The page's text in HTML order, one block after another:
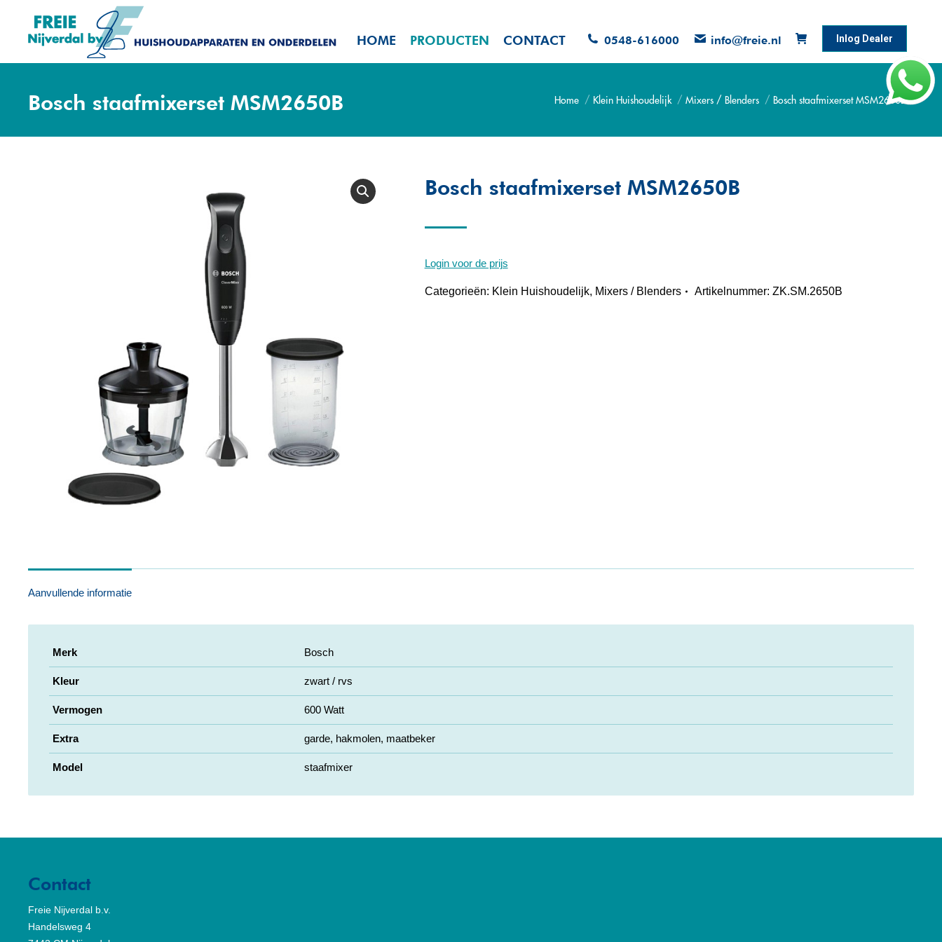
HOME PRODUCTEN CONTACT 0548-616000 info@freie.nl Inlog Dealer
Bosch staafmixerset MSM2650B Je bent hier:
Home Klein Huishoudelijk Mixers / Blenders Bosch staafmixerset MSM2650B
Bosch staafmixerset MSM2650B
Login voor de prijs
Categorieën: Klein Huishoudelijk, Mixers / Blenders Artikelnummer: ZK.SM.2650B
Aanvullende informatie
Merk Bosch
Kleur zwart / rvs
Vermogen 600 Watt
Extra garde, hakmolen, maatbeker
Model staafmixer
Contact
Freie Nijverdal b.v.
Handelsweg 4